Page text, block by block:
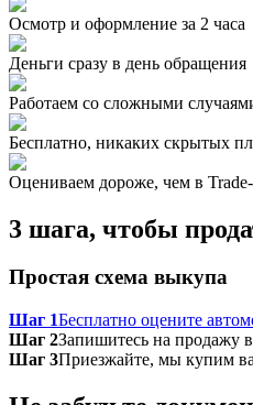
Осмотр и оформление за 2 часа
Деньги сразу в день обращения
Работаем со сложными
Бесплатно, никаких скрытых
Оцениваем дороже, чем в
3 шага, чтобы
Простая схема выкупа
Шаг 1Бесплатно оцените
Шаг 2Запишитесь на продажу
Шаг 3Приезжайте, мы купим